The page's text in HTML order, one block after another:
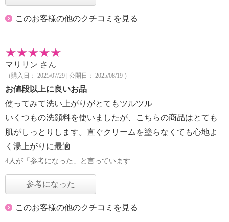
このお客様の他のクチコミを見る
マリリン さん
（購入日： 2025/07/29 | 公開日： 2025/08/19 ）
お値段以上に良いお品
使ってみて洗い上がりがとてもツルツル
いくつもの洗顔料を使いましたが、こちらの商品はとても
肌がしっとりします。直ぐクリームを塗らなくても心地よ
く湯上がりに最適
4人が「参考になった」と言っています
参考になった
このお客様の他のクチコミを見る